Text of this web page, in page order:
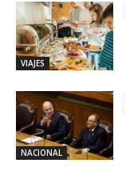
VIAJES
NACIONAL